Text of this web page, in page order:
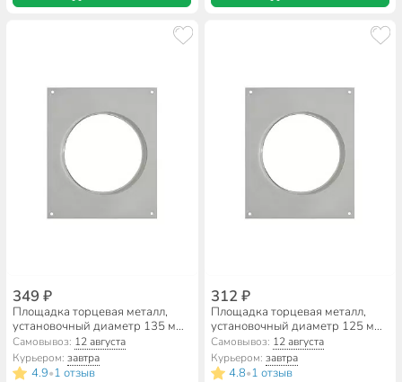
349 ₽
Площадка торцевая металл,
установочный диаметр 135 мм,
Планета, 135ТП
Самовывоз: 12 августа
Курьером:завтра
4.9•1 отзыв
312 ₽
Площадка торцевая металл,
установочный диаметр 125 мм,
Планета, 125ТП
Самовывоз: 12 августа
Курьером: завтра
4.8•1 отзыв